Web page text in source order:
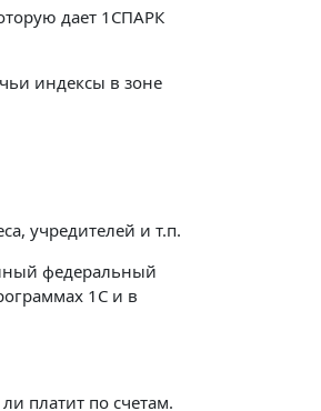
дает 1СПАРК
индексы в зоне
учредителей и т.п.
федеральный
1С и в
платит по счетам.